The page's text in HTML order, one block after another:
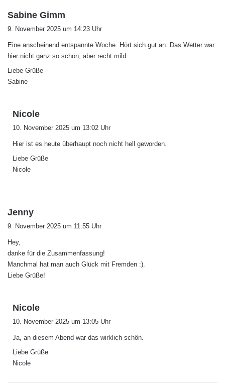
Sabine Gimm
t
:
9. November 2025 um 14:23 Uhr
Eine anscheinend entspannte Woche. Hört sich gut an. Das Wetter war
hier nicht ganz so schön, aber recht mild.
Liebe Grüße
Sabine
Nicole
t
:
10. November 2025 um 13:02 Uhr
Hier ist es heute überhaupt noch nicht hell geworden.
Liebe Grüße
Nicole
Jenny
:
9. November 2025 um 11:55 Uhr
Hey,
danke für die Zusammenfassung!
Manchmal hat man auch Glück mit Fremden :).
Liebe Grüße!
Nicole
t
:
10. November 2025 um 13:05 Uhr
Ja, an diesem Abend war das wirklich schön.
Liebe Grüße
Nicole